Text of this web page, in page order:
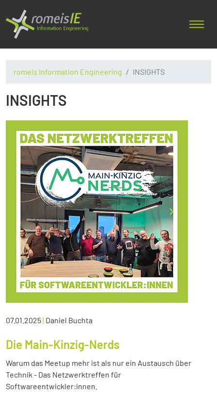
romeis Information Engineering INSIGHTS
INSIGHTS
07.01.2025| Daniel Buchta
Die Main-Kinzig-Nerds
Warum das Meetup mehr ist als nur ein Austausch über
Technik - Das Netzwerktreffen für
Softwareentwickler:innen.